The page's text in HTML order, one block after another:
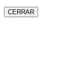
CERRAR